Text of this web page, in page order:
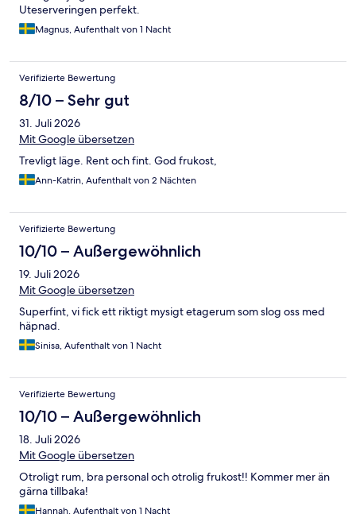
Uteserveringen perfekt.
Magnus, Aufenthalt von 1 Nacht
Verifizierte Bewertung
8/10 – Sehr gut
31. Juli 2026
Mit Google übersetzen
Trevligt läge. Rent och fint. God frukost,
Ann-Katrin, Aufenthalt von 2 Nächten
Verifizierte Bewertung
10/10 – Außergewöhnlich
19. Juli 2026
Mit Google übersetzen
Superfint, vi fick ett riktigt mysigt etagerum som slog oss med
häpnad.
Sinisa, Aufenthalt von 1 Nacht
Verifizierte Bewertung
10/10 – Außergewöhnlich
18. Juli 2026
Mit Google übersetzen
Otroligt rum, bra personal och otrolig frukost!! Kommer mer än
gärna tillbaka!
Hannah, Aufenthalt von 1 Nacht